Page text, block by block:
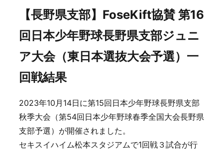
【長野県支部】FoseKift協賛 第16
回日本少年野球長野県支部ジュニ
ア大会（東日本選抜大会予選）一
回戦結果
2023年10月14日に第15回日本少年野球長野県支部
秋季大会（第54回日本少年野球春季全国大会長野県
支部予選）が開催されました。
セキスイハイム松本スタジアムで1回戦３試合が行